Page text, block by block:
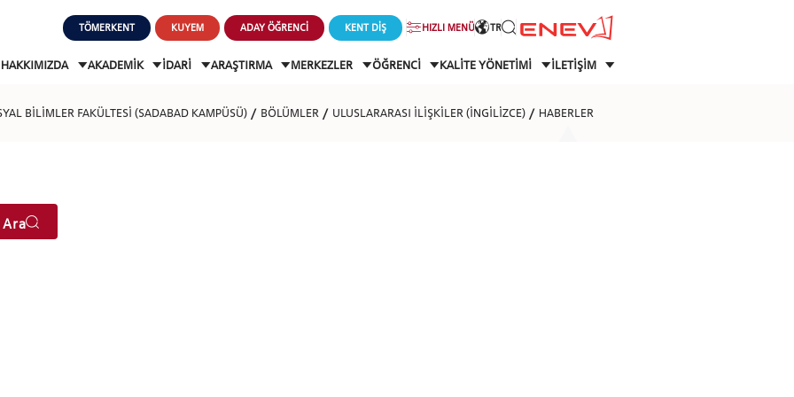
TÖMERKENT KUYEM ADAY ÖĞRENCİ KENT DİŞ HIZLI MENÜ TR
HAKKIMIZDA AKADEMİK İDARİ ARAŞTIRMA MERKEZLER ÖĞRENCİ KALİTE YÖNETİMİ İLETİŞİM
BİLİMLER FAKÜLTESİ (SADABAD KAMPÜSÜ) BÖLÜMLER ULUSLARARASI İLİŞKİLER (İNGİLİZCE) HABERLER
Ara